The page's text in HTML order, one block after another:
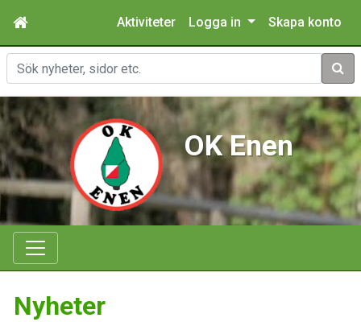
Aktiviteter Logga in Skapa konto
Sök
OK Enen
Nyheter